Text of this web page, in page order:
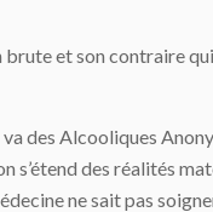
et son contraire
des Alcooliques
des réalités
ne sait pas